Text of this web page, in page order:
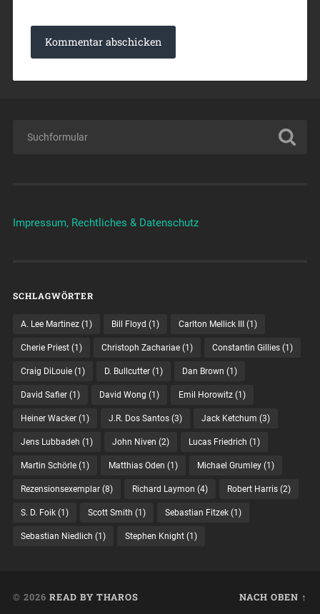
Impressum, Rechtliches & Datenschutz
SCHLAGWÖRTER
A. Lee Martinez(1) Bill Floyd (1) Carlton Mellick III(1)
Cherie Priest(1) Christoph Zachariae(1) Constantin Gillies(1)
Craig DiLouie(1) D. Bullcutter(1) Dan Brown (1)
David Safier(1) David Wong (1) Emil Horowitz(1)
Heiner Wacker(1) J.R. Dos Santos(3) Jack Ketchum (3)
Jens Lubbadeh (1) John Niven (2) Lucas Friedrich (1)
Martin Schörle(1) Matthias Oden (1) Michael Grumley(1)
Rezensionsexemplar(8) Richard Laymon (4) Robert Harris(2)
S. D. Foik(1) Scott Smith (1) Sebastian Fitzek(1)
Sebastian Niedlich (1) Stephen Knight(1)
© 2026 READ BY THAROS NACH OBEN ↑